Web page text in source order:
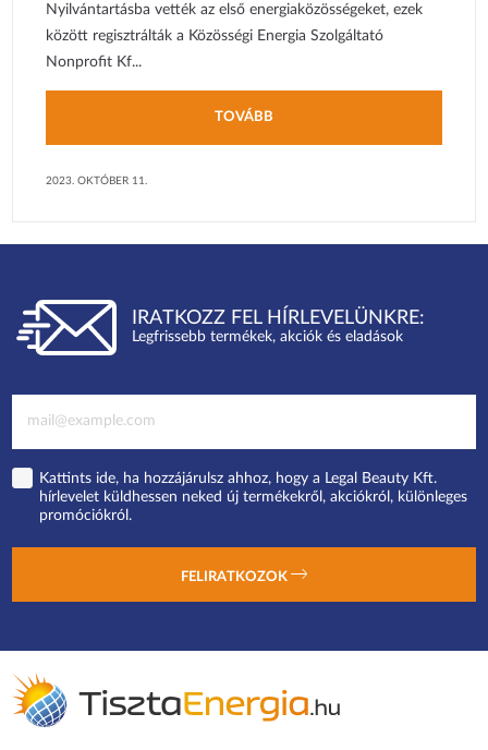
Nyilvántartásba vették az első energiaközösségeket, ezek
között regisztrálták a Közösségi Energia Szolgáltató
Nonprofit Kf...
TOVÁBB
2023. OKTÓBER 11.
IRATKOZZ FEL HÍRLEVELÜNKRE:
Legfrissebb termékek, akciók és eladások
Kattints ide, ha hozzájárulsz ahhoz, hogy a Legal Beauty Kft.
hírlevelet küldhessen neked új termékekről, akciókról, különleges
promóciókról.
FELIRATKOZOK